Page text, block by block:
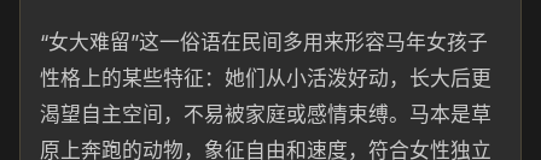
“女大难留”这一俗语在民间多用来形容马年女孩子
性格上的某些特征：她们从小活泼好动，长大后更
渴望自主空间，不易被家庭或感情束缚。马本是草
原上奔跑的动物，象征自由和速度，符合女性独立